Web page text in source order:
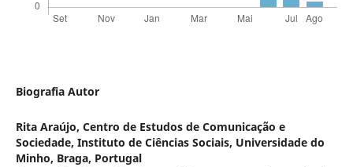
Biografia Autor
Rita Araújo, Centro de Estudos de Comunicação e
Sociedade, Instituto de Ciências Sociais, Universidade do
Minho, Braga, Portugal